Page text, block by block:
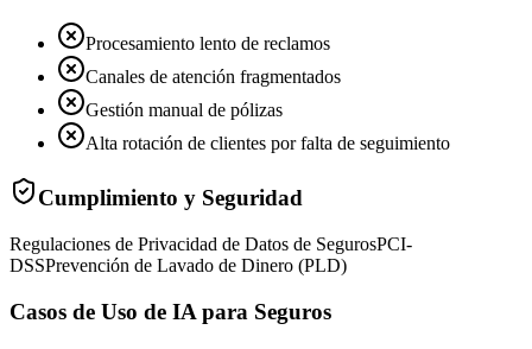
Procesamiento lento de reclamos
Canales de atención fragmentados
Gestión manual de pólizas
Alta rotación de clientes por falta de seguimiento
Cumplimiento y Seguridad
Regulaciones de Privacidad de Datos de SegurosPCI-
DSSPrevención de Lavado de Dinero (PLD)
Casos de Uso de IA para Seguros